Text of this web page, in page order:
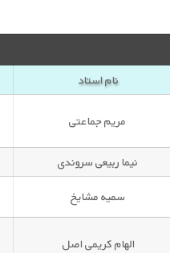
نام استاد
مریم جماعتی
نیما ربیعی سروندی
سمیه مشایخ
الهام کریمی اصل